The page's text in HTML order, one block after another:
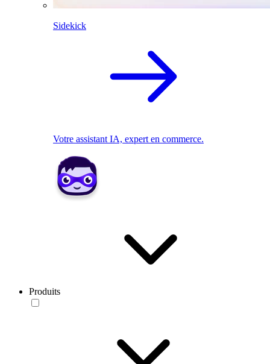
Sidekick
Votre assistant IA, expert en commerce.
Produits